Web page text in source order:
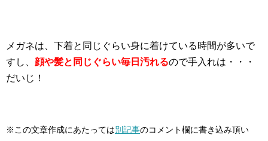
メガネは、下着と同じぐらい身に着けている時間が多いで
すし、 顔や髪と同じぐらい毎日汚れるので手入れは・・・
だいじ！
※この文章作成にあたっては別記事のコメント欄に書き込み頂い